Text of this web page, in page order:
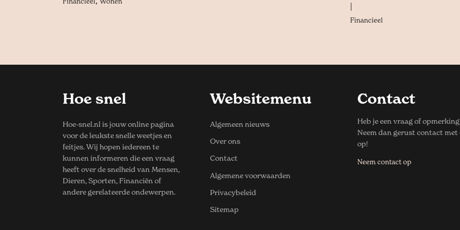
Financieel
Hoe snel
Hoe-snel.nl is jouw online pagina
voor de leukste snelle weetjes en
feitjes. Wij hopen iedereen te
kunnen informeren die een vraag
heeft over de snelheid van Mensen,
Dieren, Sporten, Financiën of
andere gerelateerde ondewerpen.
Websitemenu
Algemeen nieuws
Over ons
Contact
Algemene voorwaarden
Privacybeleid
Sitemap
Contact
Heb je een vraag of
Neem dan gerust contact met
op!
Neem contact op